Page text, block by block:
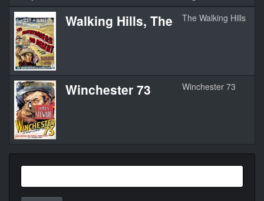
Walking Hills, The The Walking Hills
Winchester 73 Winchester 73